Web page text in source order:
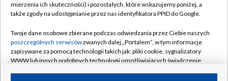
Naziemna Telewizja Cyfrowa
Rada Programowa
System NOS
Informacje o nadawcy
Pomoc
Kontakt
Kanały
mierzenia ich skuteczności) i pozostałych, które wskazujemy poniżej, a
także zgody na udostępnianie przez nas identyfikatora PPID do Google.
Twoje dane osobowe zbierane podczas odwiedzania przez Ciebie naszych
poszczególnych serwisówzwanych dalej „Portalem”, w tym informacje
zapisywane za pomocą technologii takich jak: pliki cookie, sygnalizatory
WWW lub innych podobnych technologii umożliwiających świadczenie